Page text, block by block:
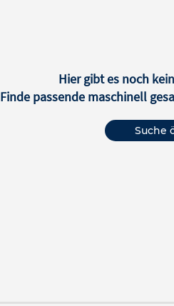
Hier gibt es noch
Finde passende maschinell
Suche